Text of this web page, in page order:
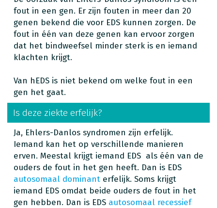
fout in een gen. Er zijn fouten in meer dan 20
genen bekend die voor EDS kunnen zorgen. De
fout in één van deze genen kan ervoor zorgen
dat het bindweefsel minder sterk is en iemand
klachten krijgt.
Van hEDS is niet bekend om welke fout in een
gen het gaat.
Is deze ziekte erfelijk?
Ja, Ehlers-Danlos syndromen zijn erfelijk.
Iemand kan het op verschillende manieren
erven. Meestal krijgt iemand EDS als één van de
ouders de fout in het gen heeft. Dan is EDS
autosomaal dominant erfelijk. Soms krijgt
iemand EDS omdat beide ouders de fout in het
gen hebben. Dan is EDS autosomaal recessief